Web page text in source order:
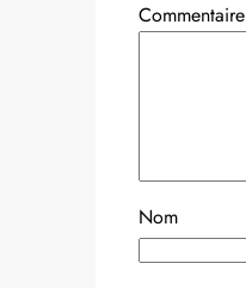
Commentaire
Nom